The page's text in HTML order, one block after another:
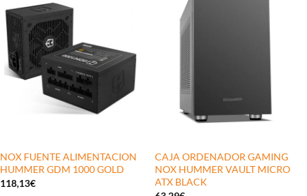
NOX FUENTE ALIMENTACION
HUMMER GDM 1000 GOLD
118,13€
CAJA ORDENADOR GAMING
NOX HUMMER VAULT MICRO
ATX BLACK